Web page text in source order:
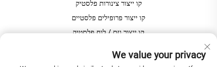
קו ייצור צינורות פלסטיק
קו ייצור פרופילים פלסטיים
קו ייצור גזם / לוח פלסטיק
We value your privacy